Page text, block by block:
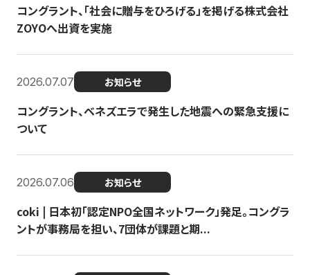
コングラント、「社会に贈与をひろげる」を掲げる株式会社
ZOYOへ出資を実施
2026.07.07 お知らせ
コングラント、ベネズエラで発生した地震への緊急支援に
ついて
2026.07.06 お知らせ
coki | 日本初「認定NPO全国ネットワーク」発足。コングラ
ントが事務局を担い、7団体が課題と期...